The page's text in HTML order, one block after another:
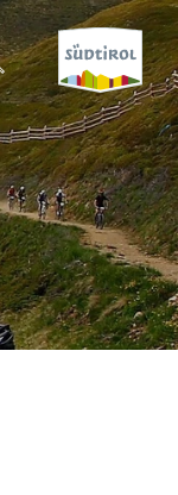
-